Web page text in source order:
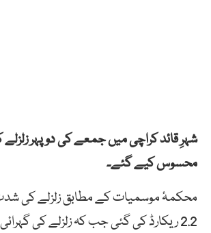
شہرِ قائد کراچی میں جمعے کی دوپہر
محسوس کیے گئے۔
محکمۂ موسمیات کے مطابق زلزلے کی